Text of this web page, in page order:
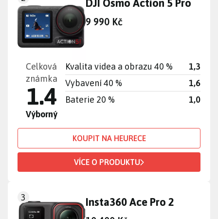
DJI Osmo Action 5 Pro
9 990 Kč
Kvalita videa a obrazu 40 %
1,3
Vybavení 40 %
1,6
Baterie 20 %
1,0
Celková
známka
1.4
Výborný
KOUPIT NA HEURECE
VÍCE O PRODUKTU
3 Insta360 Ace Pro 2